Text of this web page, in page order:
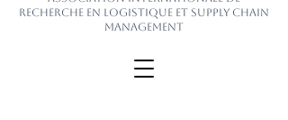
Recherche en Logistique et Supply Chain
Management